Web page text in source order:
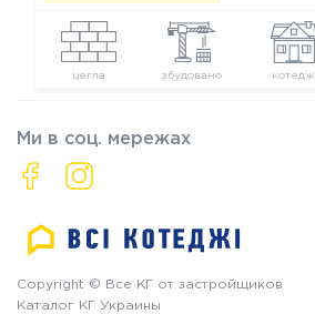
цегла збудовано котедж
Ми в соц. мережах
Copyright © Все КГ от застройщиков
Каталог КГ Украины